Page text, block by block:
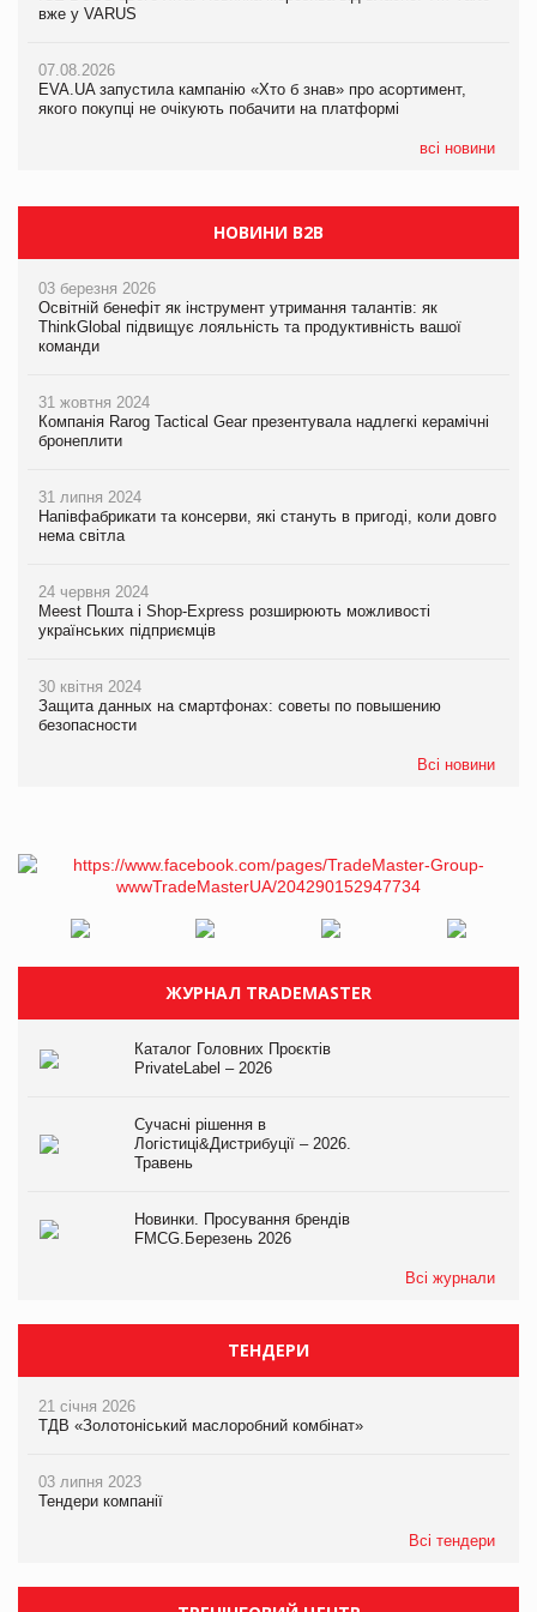
вже у VARUS
07.08.2026
EVA.UA запустила кампанію «Хто б знав» про асортимент,
якого покупці не очікують побачити на платформі
всі новини
вже у VARUS
07.08.2026
EVA.UA запустила кампанію «Хто б знав» про асортимент,
якого покупці не очікують побачити на платформі
НОВИНИ B2B
03 березня 2026
Освітній бенефіт як інструмент утримання талантів: як
ThinkGlobal підвищує лояльність та продуктивність вашої
команди
31 жовтня 2024
Компанія Rarog Tactical Gear презентувала надлегкі керамічні
бронеплити
31 липня 2024
Напівфабрикати та консерви, які стануть в пригоді, коли довго
нема світла
24 червня 2024
Meest Пошта і Shop-Express розширюють можливості
українських підприємців
30 квітня 2024
Защита данных на смартфонах: советы по повышению
безопасности
Всі новини
ЖУРНАЛ TRADEMASTER
Каталог Головних Проєктів
PrivateLabel – 2026
Сучасні рішення в
Логістиці&Дистрибуції – 2026.
Травень
Новинки. Просування брендів
FMCG.Березень 2026
Всі журнали
ТЕНДЕРИ
21 січня 2026
ТДВ «Золотоніський маслоробний комбінат»
03 липня 2023
Тендери компанії
Всі тендери